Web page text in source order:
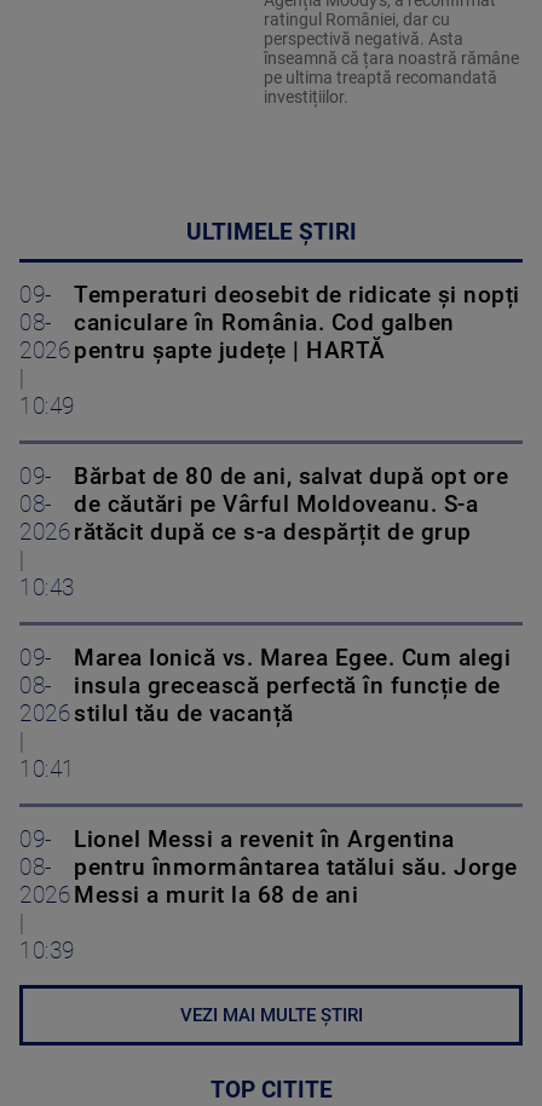
ratingul României, dar cu
perspectivă negativă. Asta
înseamnă că țara noastră rămâne
pe ultima treaptă recomandată
investițiilor.
ULTIMELE ȘTIRI
09-
08-
2026
10:49
Temperaturi deosebit de ridicate și nopți
caniculare în România. Cod galben
pentru șapte județe | HARTĂ
09-
08-
2026
10:43
Bărbat de 80 de ani, salvat după opt ore
de căutări pe Vârful Moldoveanu. S-a
rătăcit după ce s-a despărțit de grup
09-
08-
2026
10:41
Marea Ionică vs. Marea Egee. Cum alegi
insula grecească perfectă în funcție de
stilul tău de vacanță
09-
08-
2026
10:39
Lionel Messi a revenit în Argentina
pentru înmormântarea tatălui său. Jorge
Messi a murit la 68 de ani
VEZI MAI MULTE ȘTIRI
TOP CITITE